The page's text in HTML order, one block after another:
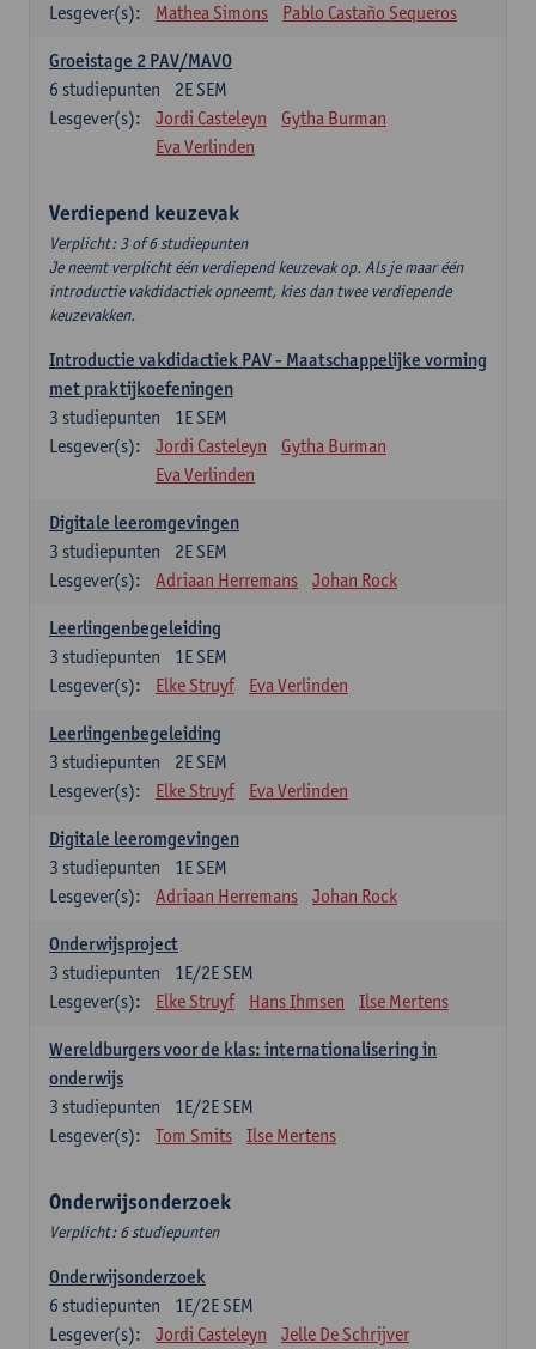
Lesgever(s):
Mathea Simons Pablo Castaño Sequeros
Groeistage 2 PAV/MAVO
2E SEM
6 studiepunten
Lesgever(s):
Jordi Casteleyn
Gytha Burman
Eva Verlinden
Verdiepend keuzevak
Verplicht: 3 of 6 studiepunten
Je neemt verplicht één verdiepend keuzevak op. Als je maar één
introductie vakdidactiek opneemt, kies dan twee verdiepende
keuzevakken.
Introductie vakdidactiek PAV - Maatschappelijke vorming
met praktijkoefeningen
1E SEM
3 studiepunten
Lesgever(s):
Jordi Casteleyn
Gytha Burman
Eva Verlinden
Digitale leeromgevingen
2E SEM
3 studiepunten
Lesgever(s):
Adriaan Herremans Johan Rock
Leerlingenbegeleiding
1E SEM
3 studiepunten
Lesgever(s):
Elke Struyf Eva Verlinden
Leerlingenbegeleiding
2E SEM
3 studiepunten
Lesgever(s):
Elke Struyf Eva Verlinden
Digitale leeromgevingen
1E SEM
3 studiepunten
Lesgever(s):
Adriaan Herremans Johan Rock
Onderwijsproject
1E/2E SEM
3 studiepunten
Lesgever(s):
Elke Struyf Hans Ihmsen Ilse Mertens
Wereldburgers voor de klas: internationalisering in
onderwijs
1E/2E SEM
3 studiepunten
Lesgever(s):
Tom Smits Ilse Mertens
Onderwijsonderzoek
Verplicht: 6 studiepunten
Onderwijsonderzoek
1E/2E SEM
6 studiepunten
Lesgever(s):
Jordi Casteleyn Jelle De Schrijver